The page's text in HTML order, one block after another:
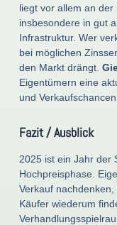
liegt vor allem an der
insbesondere in gut
Infrastruktur. Wer
bei möglichen
den Markt drängt.
Eigentümern eine
und
Fazit / Ausblick
2025 ist ein Jahr der
Hochpreisphase.
Verkauf
Käufer wiederum